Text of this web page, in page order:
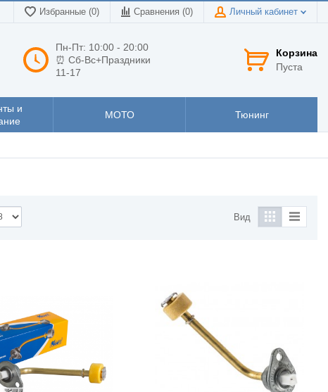
Избранные (0) Сравнения (0) Личный кабинет
Пн-Пт: 10:00 - 20:00
⏰ Сб-Вс+Праздники
11-17
Корзина
Пуста
и
МОТО Тюнинг
Вид